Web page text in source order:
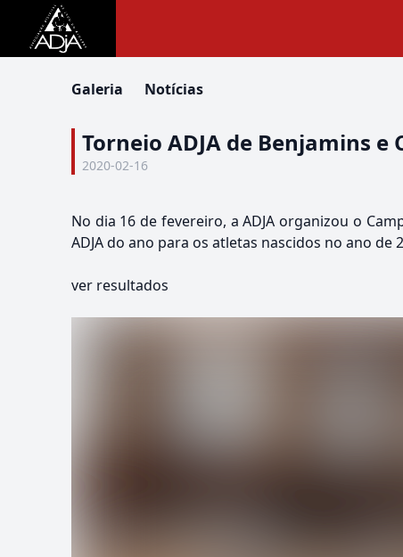
Galeria Notícias
Torneio ADJA de Benjamins
2020-02-16
No dia 16 de fevereiro, a ADJA organizou o
ADJA do ano para os atletas nascidos no ano de
ver resultados